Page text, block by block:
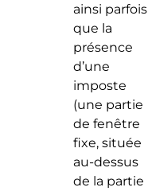
ainsi parfois
que la
présence
d’une
imposte
(une partie
de fenêtre
fixe, située
au-dessus
de la partie